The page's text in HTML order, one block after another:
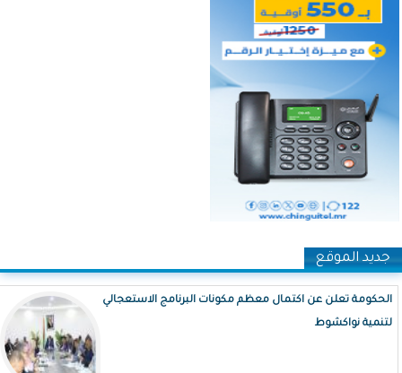
جديد الموقع
الحكومة تعلن عن اكتمال معظم مكونات البرنامج الاستعجالي
لتنمية نواكشوط